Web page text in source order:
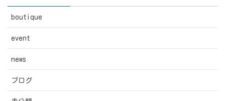
boutique
event
news
ブログ